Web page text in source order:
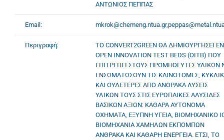
ΑΝΤΩΝΙΟΣ ΠΕΠΠΑΣ
Email:
Περιγραφή:
ΤΟ CONVERT2GREEN ΘΑ ΔΗΜΙΟΥΡΓΗΣΕΙ
OPEN INNOVATION TEST BEDS (OITB) ΠΟΥ
ΕΠΙΤΡΕΠΕΙ ΣΤΟΥΣ ΠΡΟΜΗΘΕΥΤΕΣ ΥΛΙΚΩΝ
ΕΝΣΩΜΑΤΩΣΟΥΝ ΤΙΣ ΚΑΙΝΟΤΟΜΕΣ,
ΚΑΙ ΟΥΔΕΤΕΡΕΣ ΑΠΟ ΑΝΘΡΑΚΑ ΛΥΣΕΙΣ
ΥΛΙΚΩΝ ΤΟΥΣ ΣΤΙΣ ΕΥΡΩΠΑΙΚΕΣ ΑΛΥΣΙΔΕΣ
ΒΑΣΙΚΩΝ ΑΞΙΩΝ: ΚΑΘΑΡΑ ΑΥΤΟΝΟΜΑ
ΟΧΗΜΑΤΑ, ΕΞΥΠΝΗ ΥΓΕΙΑ, ΒΙΟΜΗΧΑΝΙΚΟ
ΒΙΟΜΗΧΑΝΙΑ ΧΑΜΗΛΩΝ ΕΚΠΟΜΠΩΝ
ΑΝΘΡΑΚΑ ΚΑΙ ΚΑΘΑΡΗ ΕΝΕΡΓΕΙΑ. ΕΤΣΙ, ΤΟ